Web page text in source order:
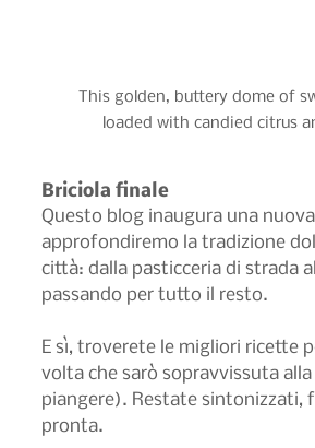
This golden, buttery dome of
loaded with candied citrus
Briciola finale
Questo blog inaugura una
approfondiremo la tradizione
città: dalla pasticceria di strada
passando per tutto il resto.
E sì, troverete le migliori ricette
volta che sarò sopravvissuta alla
piangere). Restate sintonizzati,
pronta.